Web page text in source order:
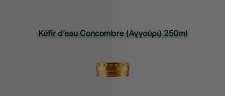
Kéfir d’eau Concombre (Αγγούρι) 250ml
Instructions de consommation